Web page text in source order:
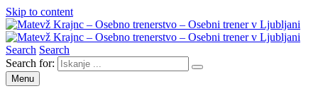
Skip to content
Matevž Krajnc – Osebno trenerstvo – Osebni trener v Ljubljani
Osebno trenerstvo
Search Search
Search for:
Menu